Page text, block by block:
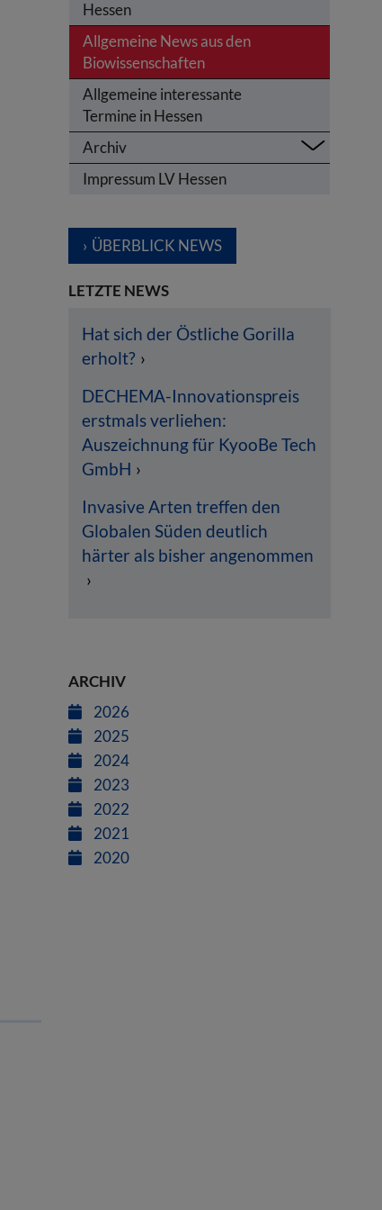
Hessen
Allgemeine News aus den
Biowissenschaften
Allgemeine interessante
Termine in Hessen
Archiv
Impressum LV Hessen
ÜBERBLICK NEWS
LETZTE NEWS
Hat sich der Östliche Gorilla
erholt?
DECHEMA-Innovationspreis
erstmals verliehen:
Auszeichnung für KyooBe Tech
GmbH
Invasive Arten treffen den
Globalen Süden deutlich
härter als bisher angenommen
ARCHIV
2026
2025
2024
2023
2022
2021
2020